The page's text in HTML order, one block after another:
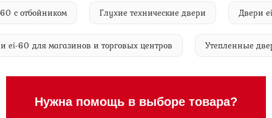
отбойником Глухие технические двери Двери ei-
ei-60 для магазинов и торговых центров Утепленные
Нужна помощь в выборе товара?